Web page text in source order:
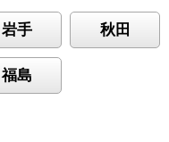
岩手 秋田
福島